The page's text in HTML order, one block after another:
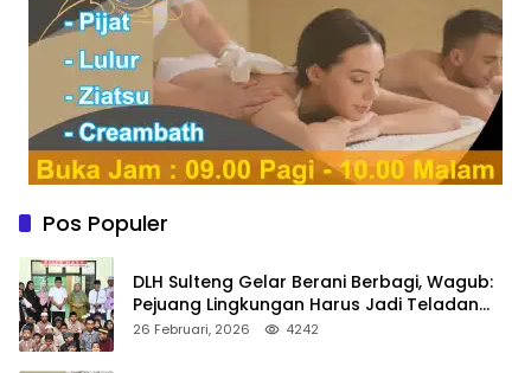
Pos Populer
DLH Sulteng Gelar Berani Berbagi, Wagub:
Pejuang Lingkungan Harus Jadi Teladan
Kepedulian
26 Februari, 2026 4242